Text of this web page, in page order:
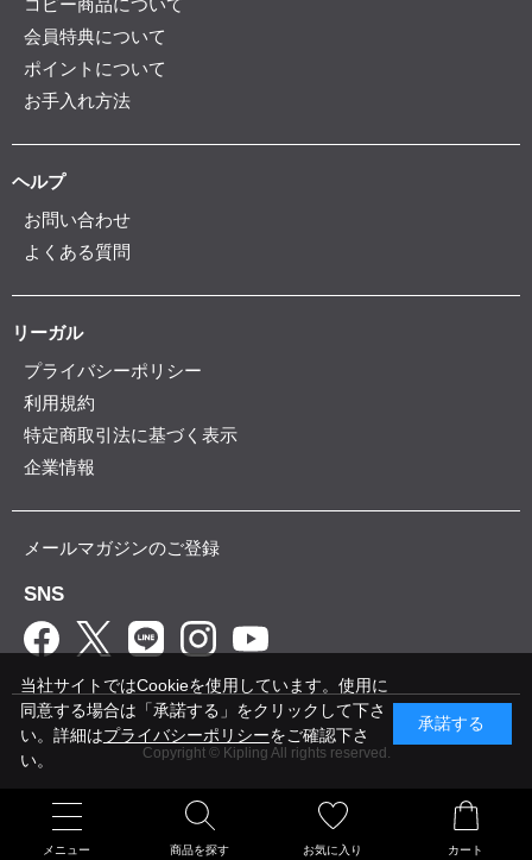
メニュー 商品を探す お気に入り カート
コピー商品について
会員特典について
ポイントについて
お手入れ方法
ヘルプ
お問い合わせ
よくある質問
リーガル
プライバシーポリシー
利用規約
特定商取引法に基づく表示
企業情報
メールマガジンのご登録
SNS
Copyright © Kipling All rights reserved.
当社サイトではCookieを使用しています。使用に
同意する場合は「承諾する」をクリックして下さ
い。詳細はプライバシーポリシーをご確認下さ
い。
承諾する